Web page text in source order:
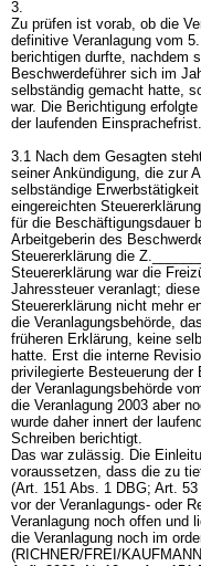
3.
Zu prüfen ist vorab, ob die
definitive Veranlagung vom
berichtigen durfte, nachdem
Beschwerdeführer sich im
selbständig gemacht hatte,
war. Die Berichtigung
der laufenden Einsprachefrist.
3.1 Nach dem Gesagten
seiner Ankündigung, die zur
selbständige
eingereichten
für die Beschäftigungsdauer
Arbeitgeberin des
Steuererklärung die
Steuererklärung war die
Jahressteuer veranlagt;
Steuererklärung nicht mehr
die Veranlagungsbehörde,
früheren Erklärung, keine
hatte. Erst die interne
privilegierte Besteuerung der
der Veranlagungsbehörde
die Veranlagung 2003 aber
wurde daher innert der
Schreiben berichtigt.
Das war zulässig. Die
voraussetzen, dass die zu
(Art. 151 Abs. 1 DBG; Art. 53
vor der Veranlagungs- oder
Veranlagung noch offen und
die Veranlagung noch im
(RICHNER/FREI/